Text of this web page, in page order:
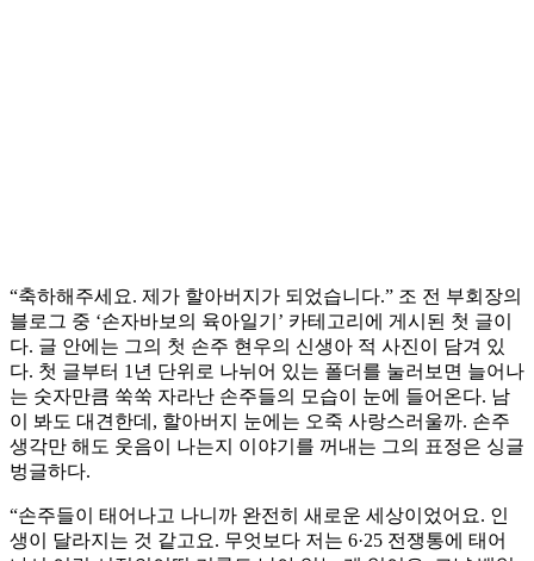
“축하해주세요. 제가 할아버지가 되었습니다.” 조 전 부회장의
블로그 중 ‘손자바보의 육아일기’ 카테고리에 게시된 첫 글이
다. 글 안에는 그의 첫 손주 현우의 신생아 적 사진이 담겨 있
다. 첫 글부터 1년 단위로 나뉘어 있는 폴더를 눌러보면 늘어나
는 숫자만큼 쑥쑥 자라난 손주들의 모습이 눈에 들어온다. 남
이 봐도 대견한데, 할아버지 눈에는 오죽 사랑스러울까. 손주
생각만 해도 웃음이 나는지 이야기를 꺼내는 그의 표정은 싱글
벙글하다.
“손주들이 태어나고 나니까 완전히 새로운 세상이었어요. 인
생이 달라지는 것 같고요. 무엇보다 저는 6·25 전쟁통에 태어